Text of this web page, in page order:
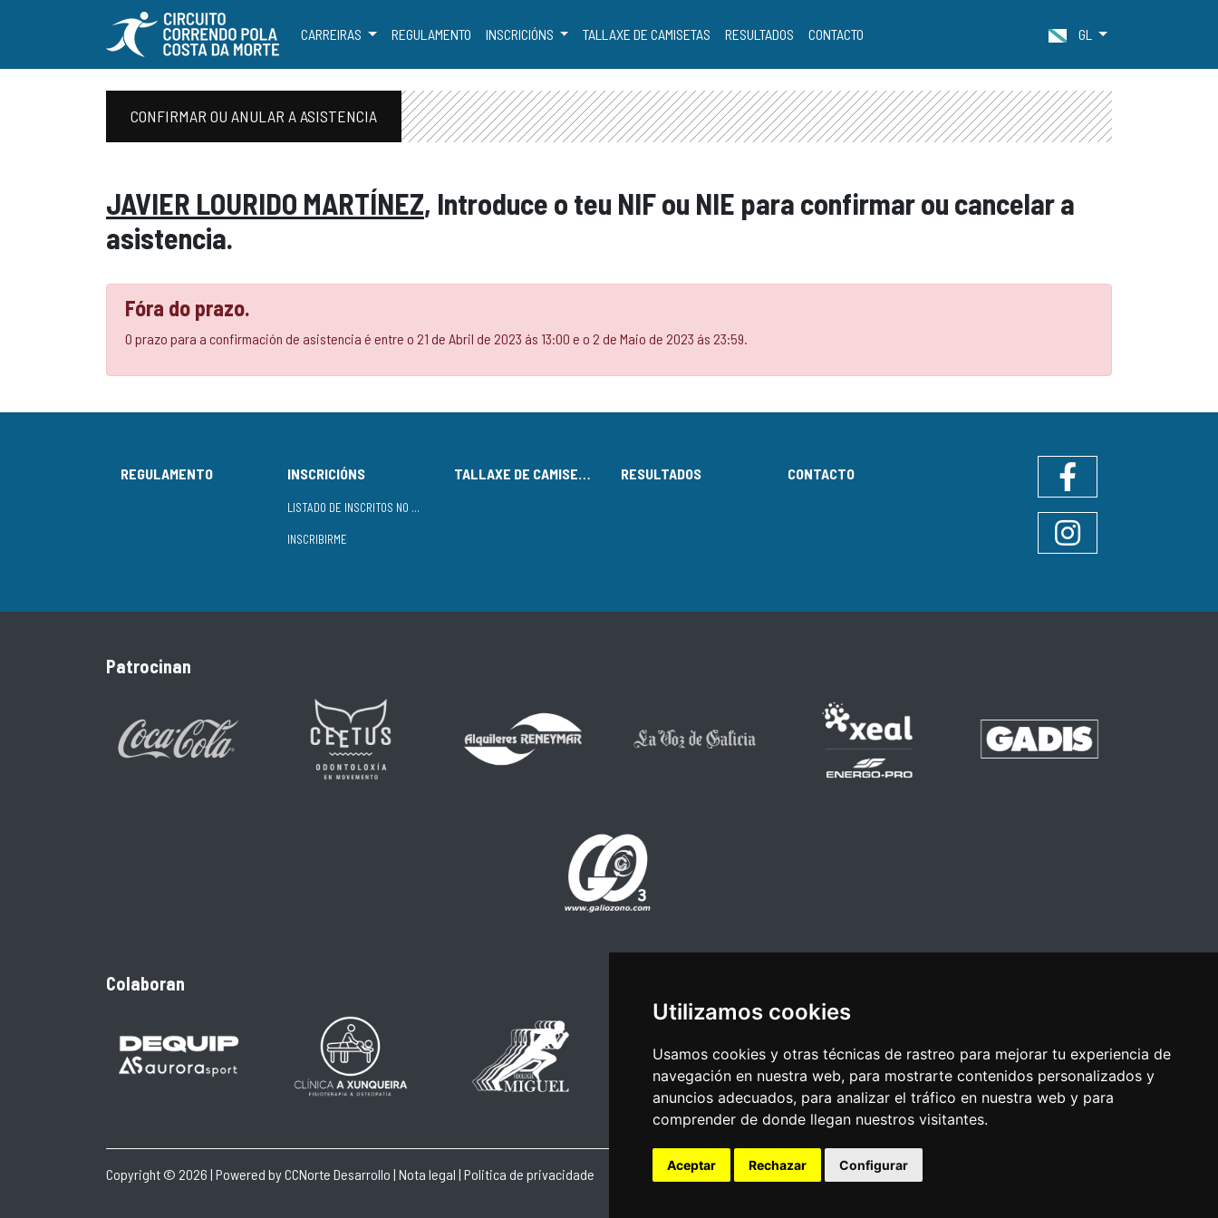
Utilizamos cookies
Usamos cookies y otras técnicas de rastreo para mejorar tu experiencia de
navegación en nuestra web, para mostrarte contenidos personalizados y
anuncios adecuados, para analizar el tráfico en nuestra web y para
comprender de donde llegan nuestros visitantes.
Aceptar Rechazar Configurar
CARREIRAS REGULAMENTO INSCRICIÓNS TALLAXE DE CAMISETAS RESULTADOS CONTACTO GL
CONFIRMAR OU ANULAR A ASISTENCIA
JAVIER LOURIDO MARTÍNEZ, Introduce o teu NIF ou NIE para confirmar ou cancelar a
asistencia.
Fóra do prazo.
O prazo para a confirmación de asistencia é entre o 21 de Abril de 2023 ás 13:00 e o 2 de Maio de 2023 ás 23:59.
REGULAMENTO INSCRICIÓNS
LISTADO DE INSCRITOS NO CIRCUÍTO
INSCRIBIRME
TALLAXE DE CAMISETAS RESULTADOS CONTACTO
Instagram
Patrocinan
Colaboran
Copyright © 2026 | Powered byCCNorte Desarrollo | Nota legal | Politica de privacidade